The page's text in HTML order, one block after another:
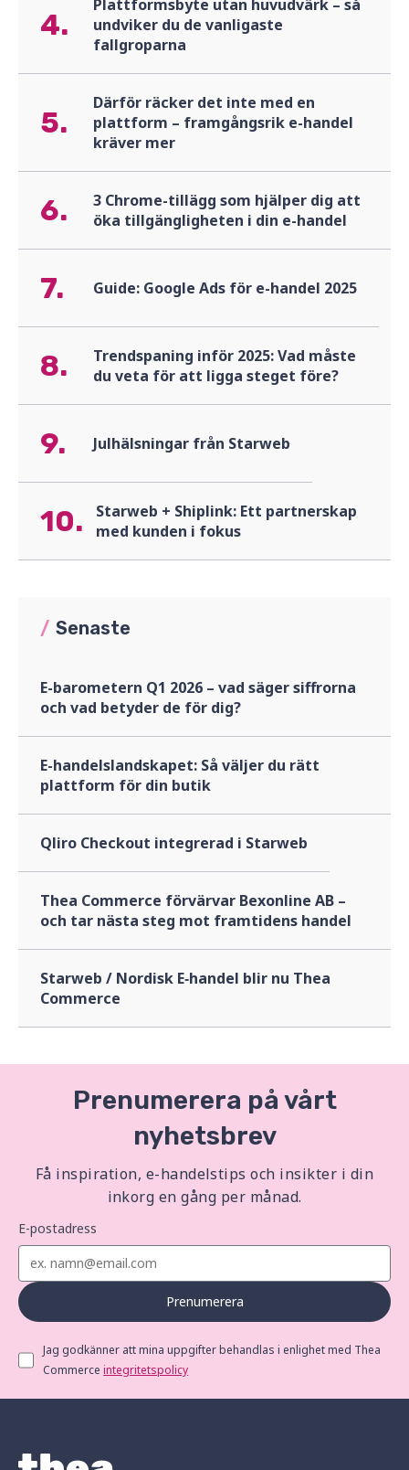
4.
Plattformsbyte utan huvudvärk – så
undviker du de vanligaste
fallgroparna
5.
Därför räcker det inte med en
plattform – framgångsrik e-handel
kräver mer
6.
3 Chrome-tillägg som hjälper dig att
öka tillgängligheten i din e-handel
7. Guide: Google Ads för e-handel 2025
8.
Trendspaning inför 2025: Vad måste
du veta för att ligga steget före?
9. Julhälsningar från Starweb
10.
Starweb + Shiplink: Ett partnerskap
med kunden i fokus
/ Senaste
E-barometern Q1 2026 – vad säger siffrorna
och vad betyder de för dig?
E-handelslandskapet: Så väljer du rätt
plattform för din butik
Qliro Checkout integrerad i Starweb
Thea Commerce förvärvar Bexonline AB –
och tar nästa steg mot framtidens handel
Starweb / Nordisk E‑handel blir nu Thea
Commerce
Prenumerera på vårt
nyhetsbrev
Få inspiration, e-handelstips och insikter i din
inkorg en gång per månad.
E-postadress
Prenumerera
Jag godkänner att mina uppgifter behandlas i enlighet med Thea
Commerceintegritetspolicy